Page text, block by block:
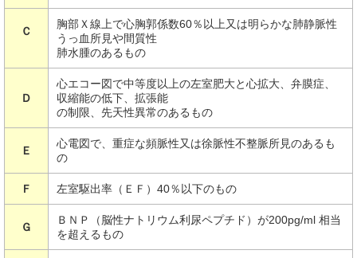
Ｃ
胸部Ｘ線上で心胸郭係数60％以上又は明らかな肺静脈性
うっ血所見や間質性
肺水腫のあるもの
Ｄ
心エコー図で中等度以上の左室肥大と心拡大、弁膜症、
収縮能の低下、拡張能
の制限、先天性異常のあるもの
Ｅ
心電図で、重症な頻脈性又は徐脈性不整脈所見のあるも
の
Ｆ 左室駆出率（ＥＦ）40％以下のもの
Ｇ
ＢＮＰ（脳性ナトリウム利尿ペプチド）が200pg/ml 相当
を超えるもの